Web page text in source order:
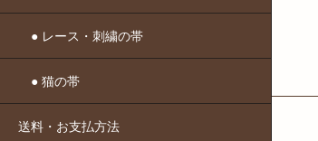
● レース・刺繍の帯
● 猫の帯
送料・お支払方法